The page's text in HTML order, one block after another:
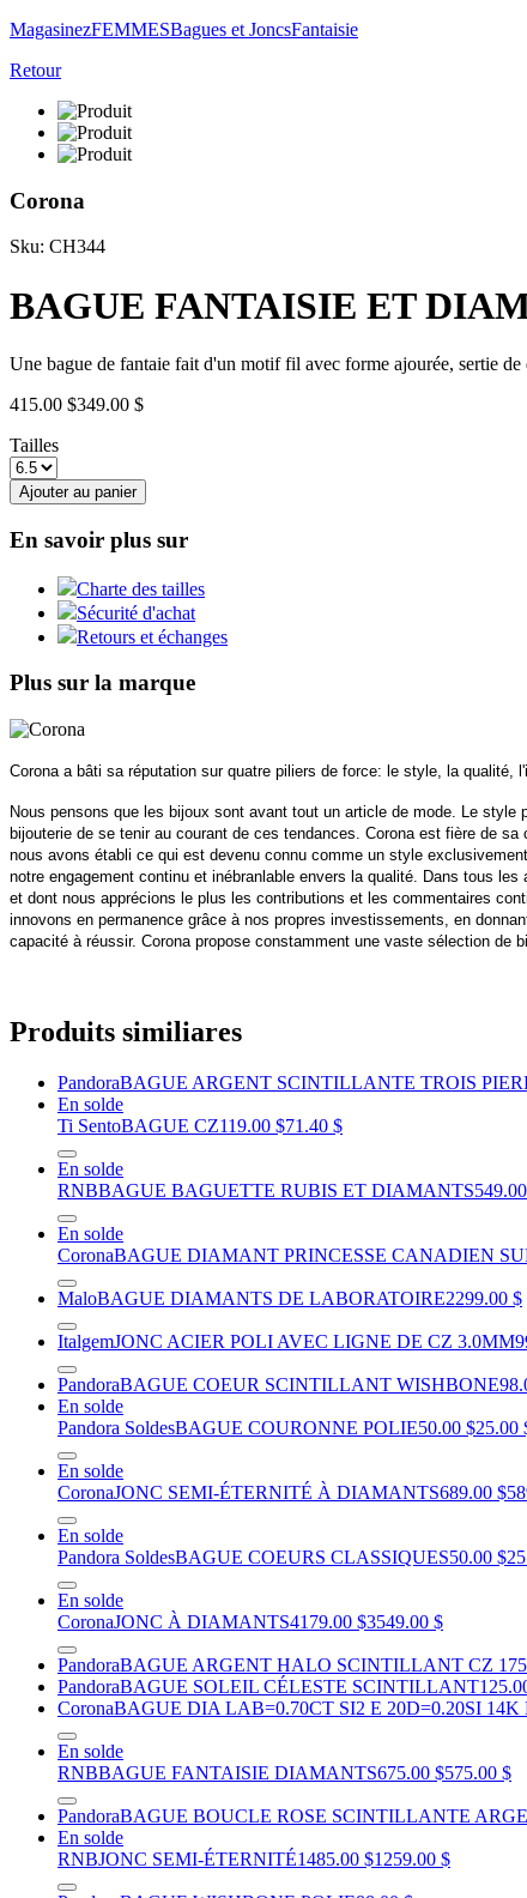
MagasinezFEMMESBagues et JoncsFantaisie
Retour
Corona
Sku: CH344
BAGUE FANTAISIE ET
Une bague de fantaie fait d'un motif fil avec forme ajourée, sertie
415.00 $349.00 $
Tailles
Ajouter au panier
En savoir plus sur
Charte des tailles
Sécurité d'achat
Retours et échanges
Plus sur la marque
Corona a bâti sa réputation sur quatre piliers de force: le style, la qualité,
Nous pensons que les bijoux sont avant tout un article de mode. Le
bijouterie de se tenir au courant de ces tendances. Corona est fière de
nous avons établi ce qui est devenu connu comme un style
notre engagement continu et inébranlable envers la qualité. Dans tous
et dont nous apprécions le plus les contributions et les commentaires
innovons en permanence grâce à nos propres investissements, en
capacité à réussir. Corona propose constamment une vaste sélection de
Produits similiares
PandoraBAGUE ARGENT SCINTILLANTE TROIS
En solde
Ti SentoBAGUE CZ119.00 $71.40 $
En solde
RNBBAGUE BAGUETTE RUBIS ET DIAMANTS
En solde
CoronaBAGUE DIAMANT PRINCESSE CANADIEN
MaloBAGUE DIAMANTS DE LABORATOIRE2299.00 $
ItalgemJONC ACIER POLI AVEC LIGNE DE CZ 3.0MM
PandoraBAGUE COEUR SCINTILLANT WISHBONE
En solde
Pandora SoldesBAGUE COURONNE POLIE50.00 $25.00
En solde
CoronaJONC SEMI-ÉTERNITÉ À DIAMANTS689.00 $
En solde
Pandora SoldesBAGUE COEURS CLASSIQUES50.00 $
En solde
CoronaJONC À DIAMANTS4179.00 $3549.00 $
PandoraBAGUE ARGENT HALO SCINTILLANT CZ
PandoraBAGUE SOLEIL CÉLESTE SCINTILLANT
CoronaBAGUE DIA LAB=0.70CT SI2 E 20D=0.20SI
En solde
RNBBAGUE FANTAISIE DIAMANTS675.00 $575.00 $
PandoraBAGUE BOUCLE ROSE SCINTILLANTE
En solde
RNBJONC SEMI-ÉTERNITÉ1485.00 $1259.00 $